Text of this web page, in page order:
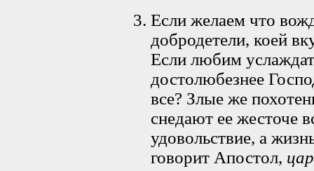
Если желаем что
добродетели, коей
Если любим
достолюбезнее
все? Злые же
снедают ее жесточе
удовольствие, а
говорит Апостол,